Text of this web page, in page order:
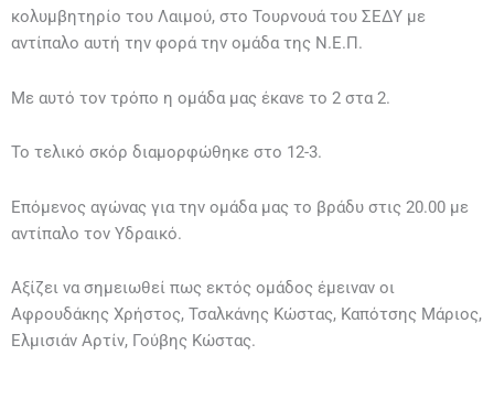
κολυμβητηρίο του Λαιμού, στο Τουρνουά του ΣΕΔΥ με
αντίπαλο αυτή την φορά την ομάδα της Ν.Ε.Π.
Με αυτό τον τρόπο η ομάδα μας έκανε το 2 στα 2.
Το τελικό σκόρ διαμορφώθηκε στο 12-3.
Επόμενος αγώνας για την ομάδα μας το βράδυ στις 20.00 με
αντίπαλο τον Υδραικό.
Αξίζει να σημειωθεί πως εκτός ομάδος έμειναν οι
Αφρουδάκης Χρήστος, Τσαλκάνης Κώστας, Καπότσης Μάριος,
Ελμισιάν Αρτίν, Γούβης Κώστας.